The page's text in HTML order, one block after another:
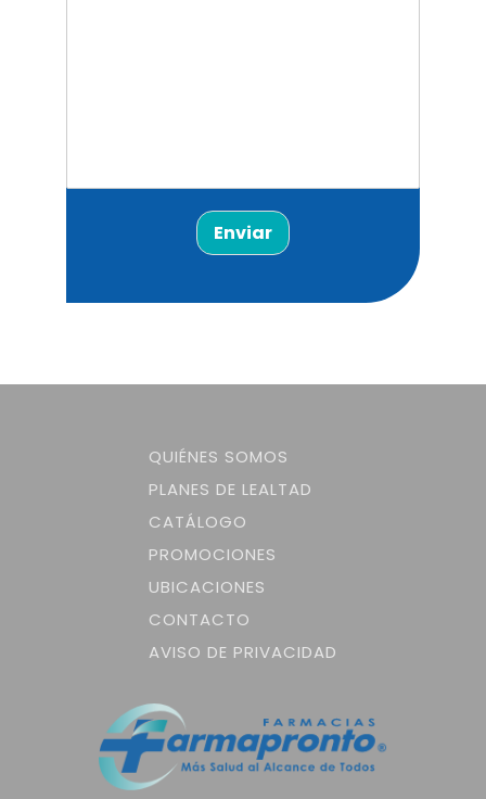
Enviar
QUIÉNES SOMOS
PLANES DE LEALTAD
CATÁLOGO
PROMOCIONES
UBICACIONES
CONTACTO
AVISO DE PRIVACIDAD